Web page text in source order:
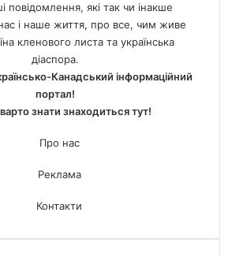
повідомлення, які так чи інакше
і наше життя, про все, чим живе
кленового листа та українська
діаспора.
Канадський інформаційний
портал!
знати знаходиться тут!
Про нас
Реклама
Контакти